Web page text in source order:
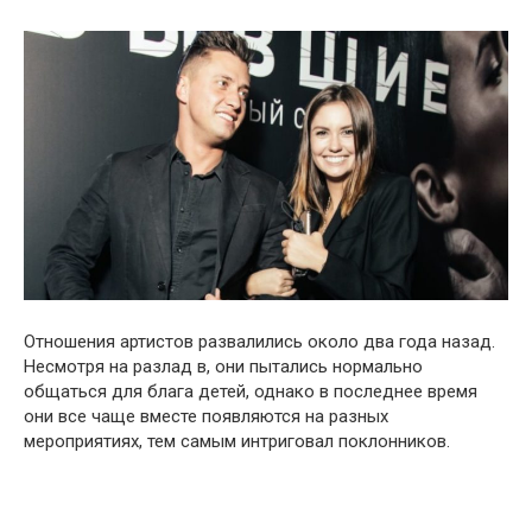
Отношения артистов развалились около два года назад.
Несмотря на разлад в, они пытались нормально
общаться для блага детей, однако в последнее время
они все чаще вместе появляются на разных
мероприятиях, тем самым интриговал поклонников.